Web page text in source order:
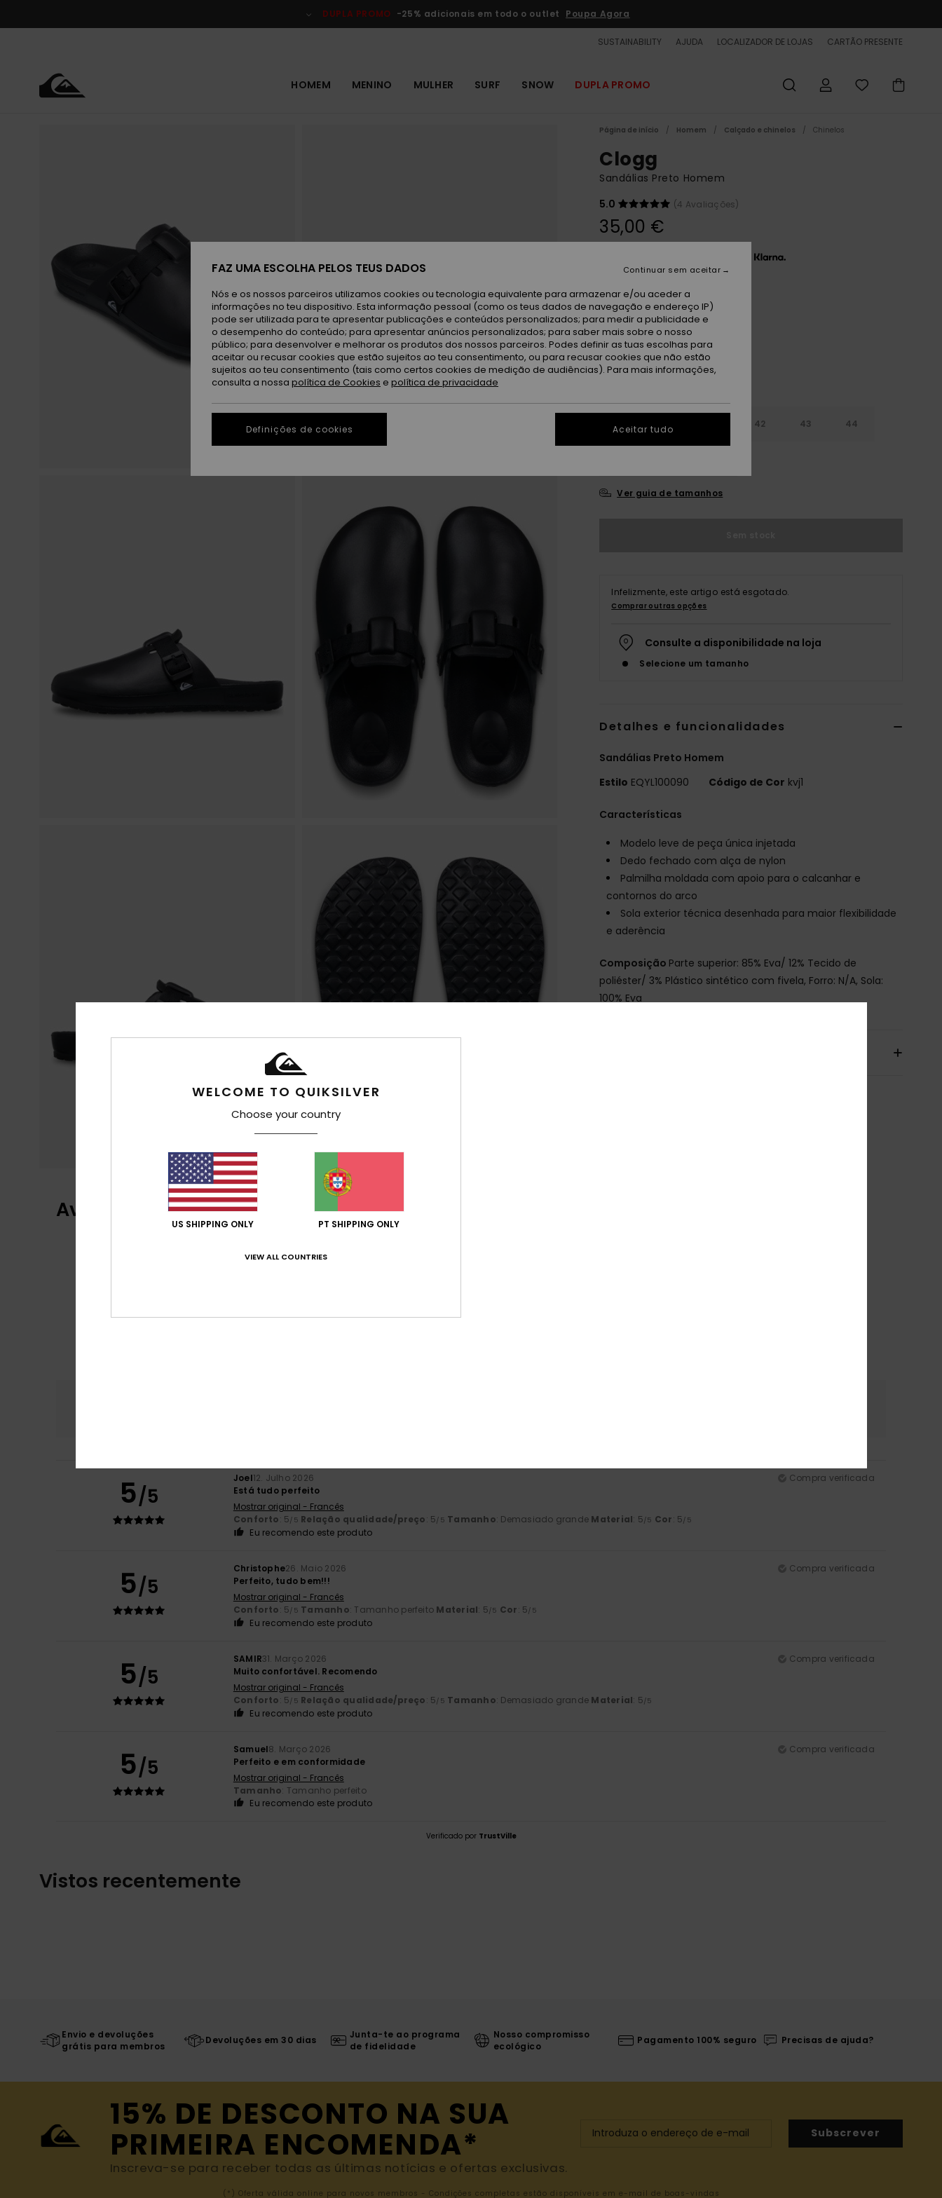
do
DUPLA PROMO -25% adicionais em todo o outlet Poupa Agora
SUSTAINABILITY AJUDA LOCALIZADOR DE LOJAS CARTÃO PRESENTE
HOMEM MENINO MULHER SURF SNOW DUPLA PROMO
Página de início Homem Calçado e chinelos Chinelos
Clogg
Sandálias Preto Homem
5.0
(4 Avaliações)
35,00 €
CorBlack 1
40 42 43 44
Ver guia de tamanhos
Infelizmente, este artigo está esgotado.
Comprar outras opções
Consulte a disponibilidade na loja
Selecione um tamanho
Detalhes e funcionalidades
Sandálias Preto Homem
Estilo EQYL100090 Código de Cor kvj1
Características
Modelo leve de peça única injetada
Dedo fechado com alça de nylon
Palmilha moldada com apoio para o calcanhar e
contornos do arco
Sola exterior técnica desenhada para maior flexibilidade
e aderência
Composição Parte superior: 85% Eva/ 12% Tecido de
poliéster/ 3% Plástico sintético com fivela, Forro: N/A, Sola:
100% Eva
Avaliações dos clientes
5/5
Joel12. Julho 2026
Compra verificada
Está tudo perfeito
Mostrar original - Francês
Conforto: 5 /5 Relação qualidade/preço: 5 /5 Tamanho: Demasiado grande Material: 5 /5 Cor: 5 /5
Eu recomendo este produto
5/5
Christophe26. Maio 2026
Compra verificada
Perfeito, tudo bem!!!
Mostrar original - Francês
Conforto: 5 /5 Tamanho: Tamanho perfeito Material: 5 /5 Cor: 5 /5
Eu recomendo este produto
5/5
SAMIR31. Março 2026
Compra verificada
Muito confortável. Recomendo
Mostrar original - Francês
Conforto: 5 /5 Relação qualidade/preço: 5 /5 Tamanho: Demasiado grande Material: 5 /5
Eu recomendo este produto
5/5
Samuel8. Março 2026
Compra verificada
Perfeito e em conformidade
Mostrar original - Francês
Tamanho: Tamanho perfeito
Eu recomendo este produto
Verificado por TrustVille
Vistos recentemente
Envio e devoluções
grátis para membros
Devoluções em 30 dias
Junta-te ao programa
de fidelidade
Nosso compromisso
ecológico
Pagamento 100% seguro Precisas de ajuda?
15% DE DESCONTO NA SUA
PRIMEIRA ENCOMENDA*
Inscreva-se para receber todas as últimas notícias e ofertas exclusivas.
Subscrever
(*) Oferta válida online para novos membros - Condições completas estão disponíveis em e-mail de boas-vindas
WELCOME TO QUIKSILVER
Choose your country
US SHIPPING ONLY PT SHIPPING ONLY
VIEW ALL COUNTRIES
FAZ UMA ESCOLHA PELOS TEUS DADOS
Nós e os nossos parceiros utilizamos cookies ou tecnologia equivalente para armazenar e/ou aceder a
informações no teu dispositivo. Esta informação pessoal (como os teus dados de navegação e endereço IP)
pode ser utilizada para te apresentar publicações e conteúdos personalizados; para medir a publicidade e
o desempenho do conteúdo; para apresentar anúncios personalizados; para saber mais sobre o nosso
público; para desenvolver e melhorar os produtos dos nossos parceiros. Podes definir as tuas escolhas para
aceitar ou recusar cookies que estão sujeitos ao teu consentimento, ou para recusar cookies que não estão
sujeitos ao teu consentimento (tais como certos cookies de medição de audiências). Para mais informações,
consulta a nossa política de Cookies e política de privacidade
Definições de cookies
Continuar sem aceitar
Aceitar tudo